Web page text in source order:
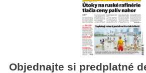
Objednajte si predplatné